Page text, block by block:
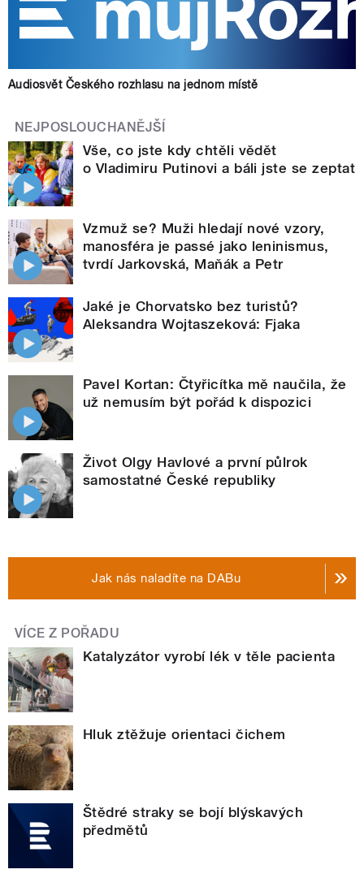
Audiosvět Českého rozhlasu na jednom místě
NEJPOSLOUCHANĚJŠÍ
Vše, co jste kdy chtěli vědět
o Vladimiru Putinovi a báli jste se zeptat
Vzmuž se? Muži hledají nové vzory,
manosféra je passé jako leninismus,
tvrdí Jarkovská, Maňák a Petr
Jaké je Chorvatsko bez turistů?
Aleksandra Wojtaszeková: Fjaka
Pavel Kortan: Čtyřicítka mě naučila, že
už nemusím být pořád k dispozici
Život Olgy Havlové a první půlrok
samostatné České republiky
Jak nás naladíte na DABu
VÍCE Z POŘADU
Katalyzátor vyrobí lék v těle pacienta
Hluk ztěžuje orientaci čichem
Štědré straky se bojí blýskavých
předmětů